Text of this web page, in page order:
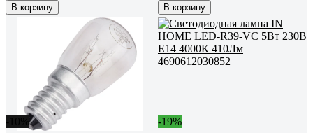
В корзину В корзину
-19%